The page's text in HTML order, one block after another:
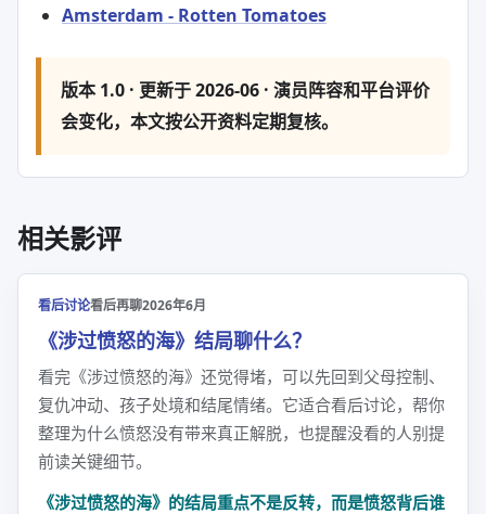
Amsterdam - Rotten Tomatoes
版本 1.0 · 更新于 2026-06 · 演员阵容和平台评价
会变化，本文按公开资料定期复核。
相关影评
看后讨论看后再聊2026年6月
《涉过愤怒的海》结局聊什么？
看完《涉过愤怒的海》还觉得堵，可以先回到父母控制、
复仇冲动、孩子处境和结尾情绪。它适合看后讨论，帮你
整理为什么愤怒没有带来真正解脱，也提醒没看的人别提
前读关键细节。
《涉过愤怒的海》的结局重点不是反转，而是愤怒背后谁